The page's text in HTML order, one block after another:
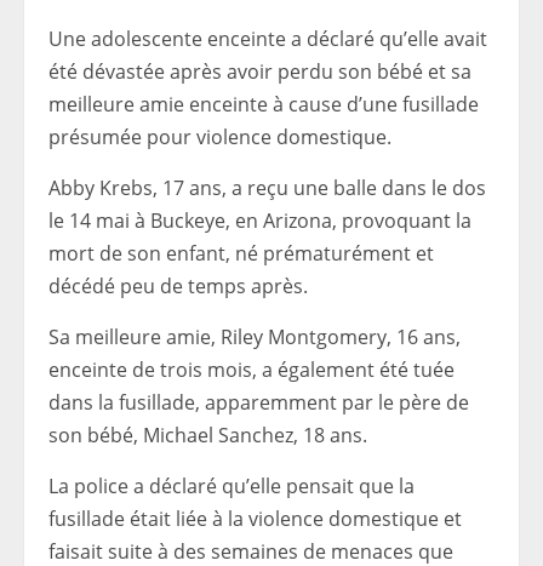
Une adolescente enceinte a déclaré qu’elle avait
été dévastée après avoir perdu son bébé et sa
meilleure amie enceinte à cause d’une fusillade
présumée pour violence domestique.
Abby Krebs, 17 ans, a reçu une balle dans le dos
le 14 mai à Buckeye, en Arizona, provoquant la
mort de son enfant, né prématurément et
décédé peu de temps après.
Sa meilleure amie, Riley Montgomery, 16 ans,
enceinte de trois mois, a également été tuée
dans la fusillade, apparemment par le père de
son bébé, Michael Sanchez, 18 ans.
La police a déclaré qu’elle pensait que la
fusillade était liée à la violence domestique et
faisait suite à des semaines de menaces que